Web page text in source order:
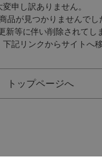
変申し訳ありません。
品が見つかりませんでし
新等に伴い削除されてし
記リンクからサイトへ
トップページへ